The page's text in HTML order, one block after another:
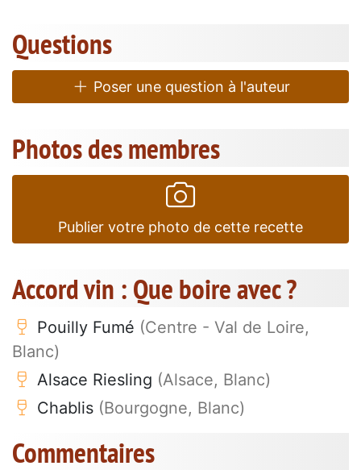
Questions
Poser une question à l'auteur
Photos des membres
Publier votre photo de cette recette
Accord vin : Que boire avec ?
Pouilly Fumé (Centre - Val de Loire,
Blanc)
Alsace Riesling (Alsace, Blanc)
Chablis (Bourgogne, Blanc)
Commentaires